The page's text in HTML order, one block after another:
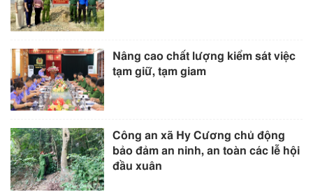
Nâng cao chất lượng kiểm sát việc
tạm giữ, tạm giam
Công an xã Hy Cương chủ động
bảo đảm an ninh, an toàn các lễ hội
đầu xuân